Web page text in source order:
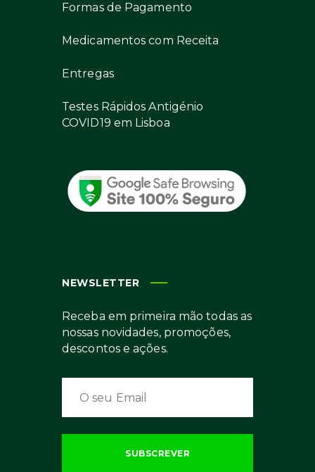
Formas de Pagamento
Medicamentos com Receita
Entregas
Testes Rápidos Antigénio
COVID19 em Lisboa
NEWSLETTER
Receba em primeira mão todas as
nossas novidades, promoções,
descontos e ações.